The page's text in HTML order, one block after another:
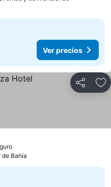
Ver precios
Compartir
Bahía